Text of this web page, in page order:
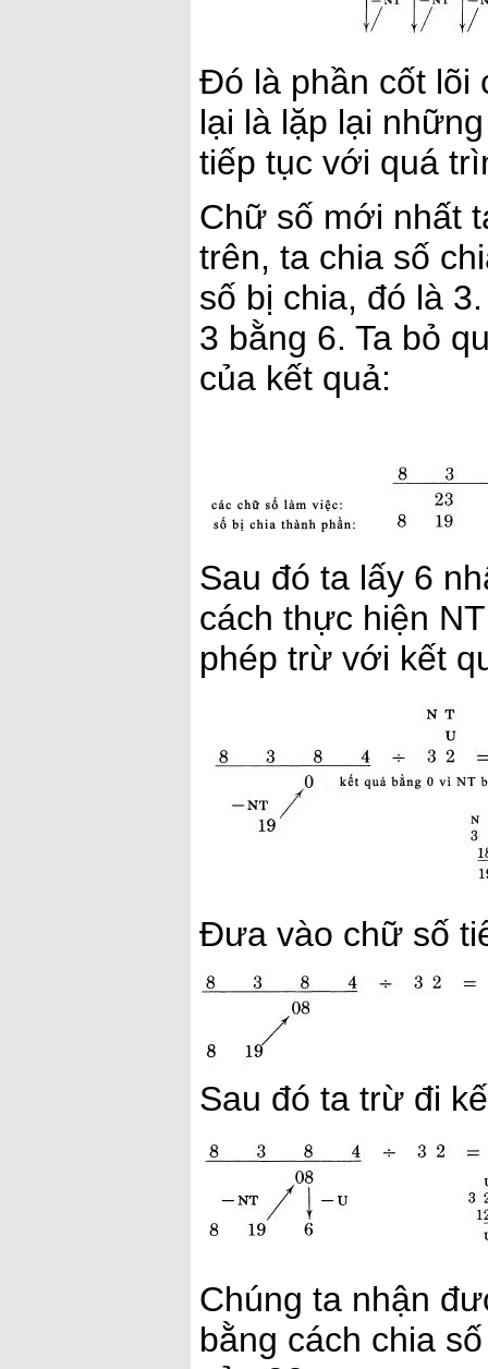
Đó là phần cốt lõi
lại là lặp lại
tiếp tục với quá
Chữ số mới nhất
trên, ta chia số
số bị chia, đó là
3 bằng 6. Ta bỏ
của kết quả:
Sau đó ta lấy 6
cách thực hiện
phép trừ với kết
Đưa vào chữ số
Sau đó ta trừ đi
Chúng ta nhận
bằng cách chia